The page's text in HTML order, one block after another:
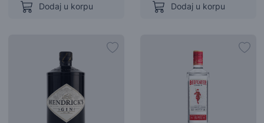
Dodaj u korpu Dodaj u korpu